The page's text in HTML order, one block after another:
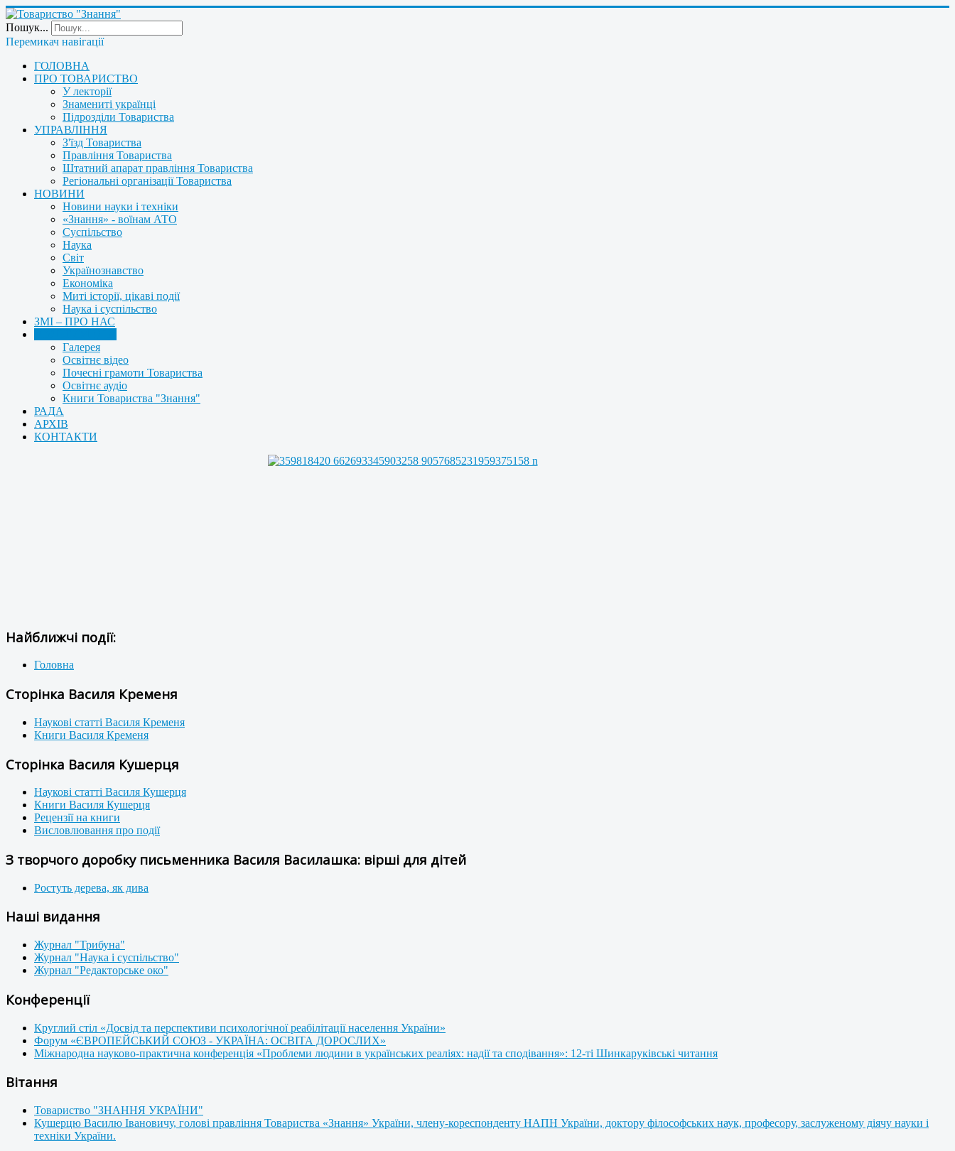
Пошук...
Перемикач навігації
ГОЛОВНА
ПРО ТОВАРИСТВО
У лекторії
Знамениті українці
Підрозділи Товариства
УПРАВЛІННЯ
З'їзд Товариства
Правління Товариства
Штатний апарат правління Товариства
Регіональні організації Товариства
НОВИНИ
Новини науки і техніки
«Знання» - воїнам АТО
Суспільство
Наука
Світ
Українознавство
Економіка
Миті історії, цікаві події
Наука і суспільство
ЗМІ – ПРО НАС
Галерея
Освітнє відео
Почесні грамоти Товариства
Освітнє аудіо
Книги Товариства "Знання"
РАДА
АРХІВ
КОНТАКТИ
Найближчі події:
Головна
Сторінка Василя Кременя
Наукові статті Василя Кременя
Книги Василя Кременя
Сторінка Василя Кушерця
Наукові статті Василя Кушерця
Книги Василя Кушерця
Рецензії на книги
Висловлювання про події
З творчого доробку письменника Василя Василашка: вірші для дітей
Ростуть дерева, як дива
Наші видання
Журнал "Трибуна"
Журнал "Наука і суспільство"
Журнал "Редакторське око"
Конференції
Круглий стіл «Досвід та перспективи психологічної реабілітації населення України»
Форум «ЄВРОПЕЙСЬКИЙ СОЮЗ - УКРАЇНА: ОСВІТА ДОРОСЛИХ»
Міжнародна науково-практична конференція «Проблеми людини в українських реаліях: надії та сподівання»: 12-ті Шинкаруківські читання
Вітання
Товариство "ЗНАННЯ УКРАЇНИ"
Кушерцю Василю Івановичу, голові правління Товариства «Знання» України, члену-кореспонденту НАПН України, доктору філософських наук, професору, заслуженому діячу науки і
техніки України.